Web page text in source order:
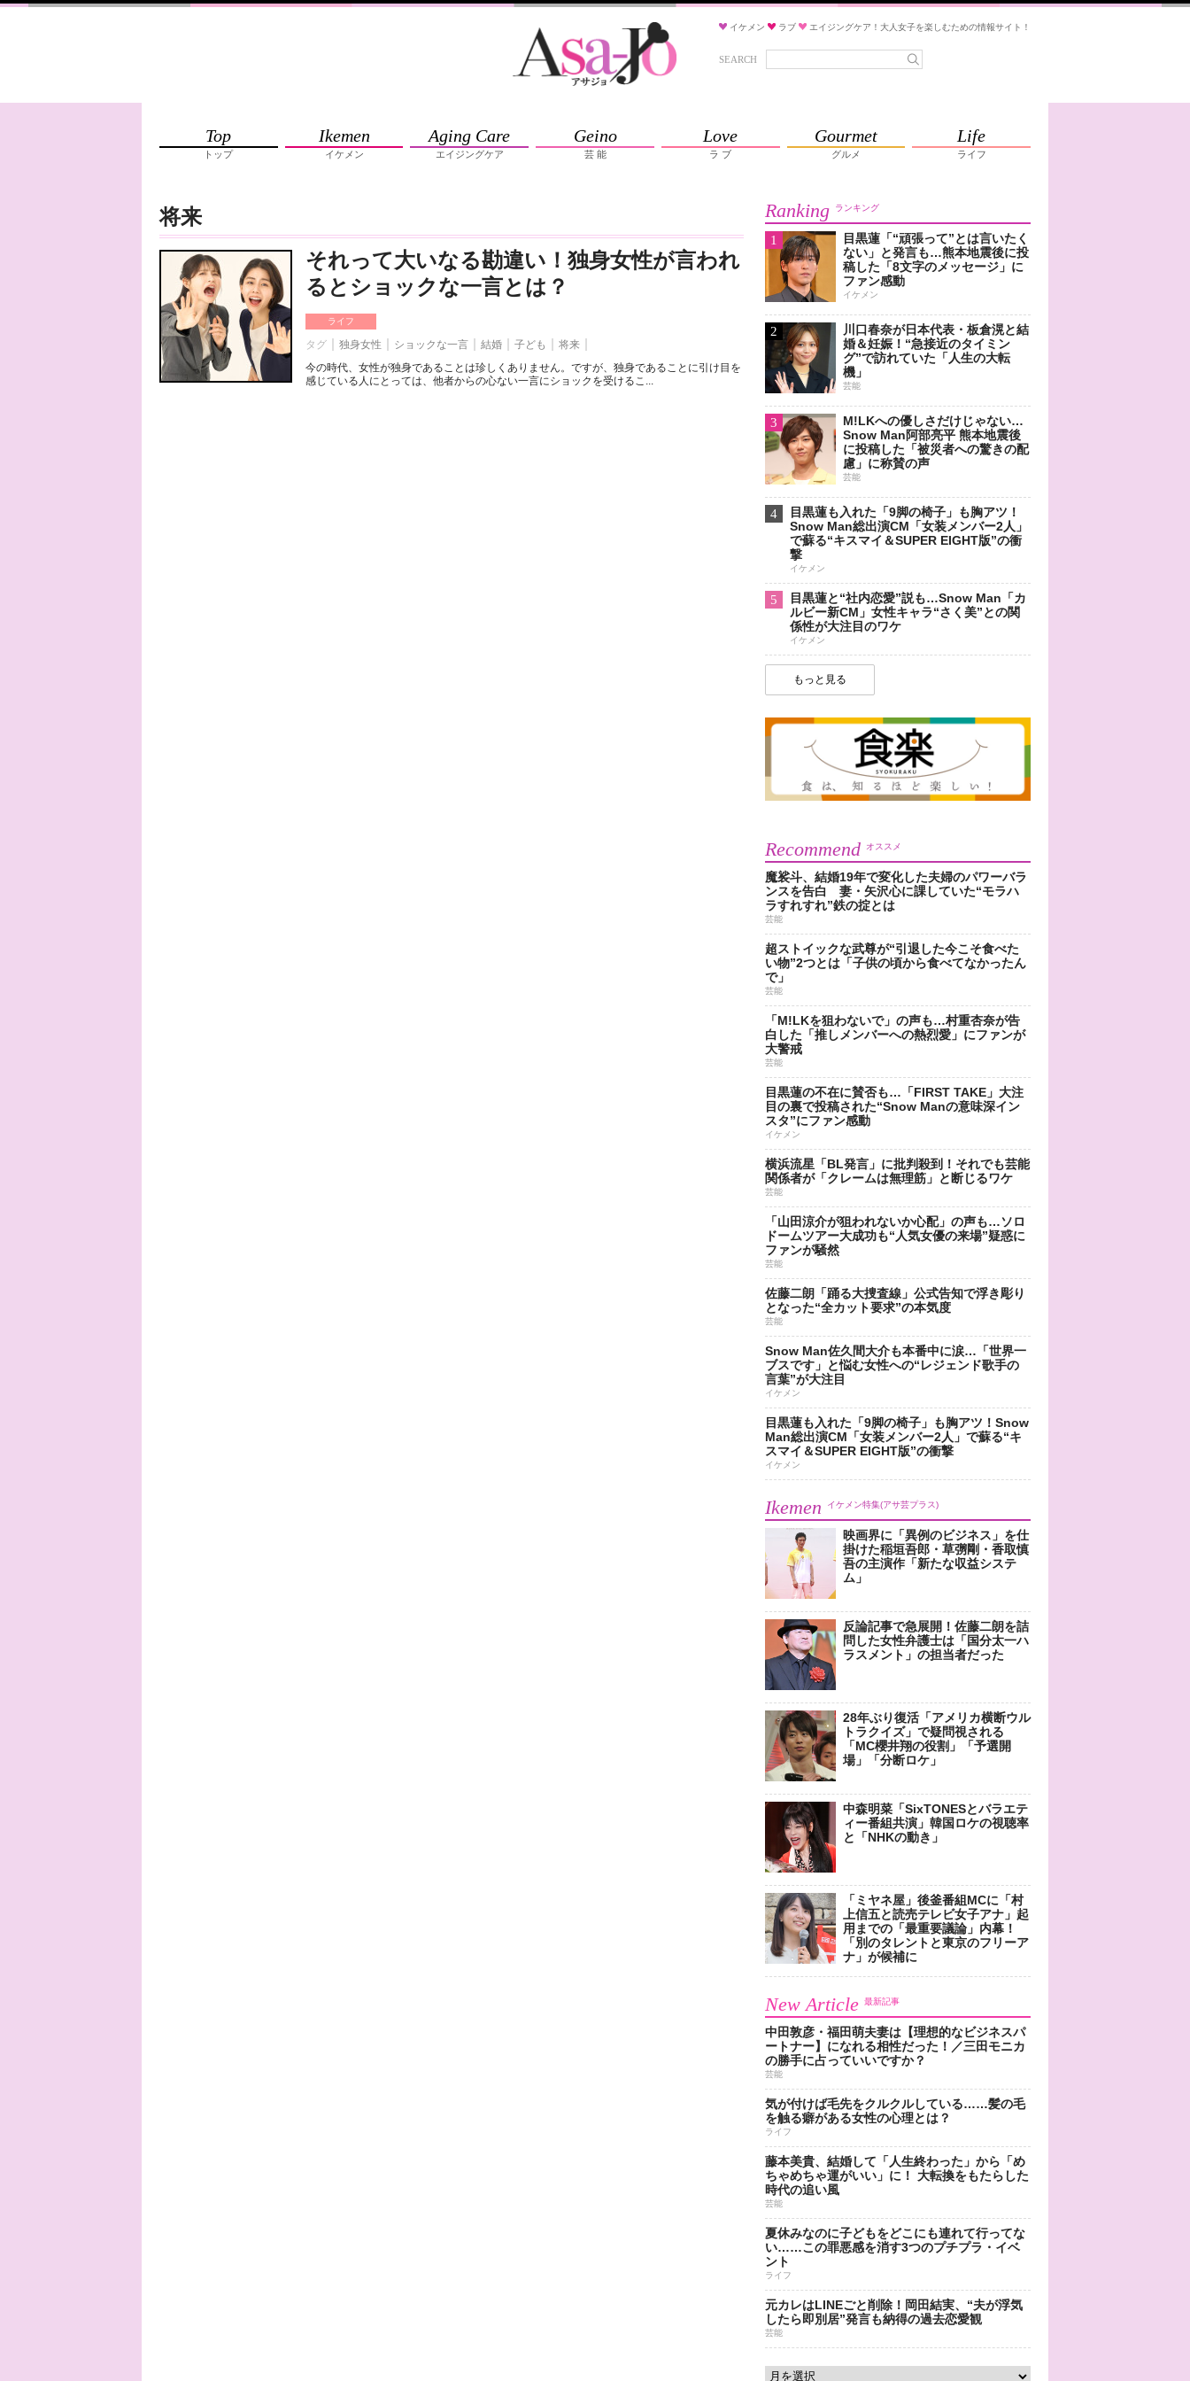
イケメン ラブ エイジングケア！大人女子を楽しむための情報サイト！
SEARCH
Top
トップ
Ikemen
イケメン
Aging Care
エイジングケア
Geino
芸 能
Love
ラ ブ
Gourmet
グルメ
Life
ライフ
将来
それって大いなる勘違い！独身女性が言われ
るとショックな一言とは？
ライフ
タグ 独身女性 ショックな一言 結婚 子ども
将来
今の時代、女性が独身であることは珍しくありません。ですが、独身であることに引け目を
感じている人にとっては、他者からの心ない一言にショックを受けるこ...
Ranking ランキング
1
目黒蓮「“頑張って”とは言いたく
ない」と発言も…熊本地震後に投
稿した「8文字のメッセージ」に
ファン感動
イケメン
2
川口春奈が日本代表・板倉滉と結
婚＆妊娠！“急接近のタイミン
グ”で訪れていた「人生の大転
機」
芸能
3
M!LKへの優しさだけじゃない…
Snow Man阿部亮平 熊本地震後
に投稿した「被災者への驚きの配
慮」に称賛の声
芸能
4
目黒蓮も入れた「9脚の椅子」も胸アツ！
Snow Man総出演CM「女装メンバー2人」
で蘇る“キスマイ＆SUPER EIGHT版”の衝
撃
イケメン
5
目黒蓮と“社内恋愛”説も…Snow Man「カ
ルビー新CM」女性キャラ“さく美”との関
係性が大注目のワケ
イケメン
もっと見る
Recommend オススメ
魔裟斗、結婚19年で変化した夫婦のパワーバラ
ンスを告白 妻・矢沢心に課していた“モラハ
ラすれすれ”鉄の掟とは
芸能
超ストイックな武尊が“引退した今こそ食べた
い物”2つとは「子供の頃から食べてなかったん
で」
芸能
「M!LKを狙わないで」の声も…村重杏奈が告
白した「推しメンバーへの熱烈愛」にファンが
大警戒
芸能
目黒蓮の不在に賛否も…「FIRST TAKE」大注
目の裏で投稿された“Snow Manの意味深イン
スタ”にファン感動
イケメン
横浜流星「BL発言」に批判殺到！それでも芸能
関係者が「クレームは無理筋」と断じるワケ
芸能
「山田涼介が狙われないか心配」の声も…ソロ
ドームツアー大成功も“人気女優の来場”疑惑に
ファンが騒然
芸能
佐藤二朗「踊る大捜査線」公式告知で浮き彫り
となった“全カット要求”の本気度
芸能
Snow Man佐久間大介も本番中に涙…「世界一
ブスです」と悩む女性への“レジェンド歌手の
言葉”が大注目
イケメン
目黒蓮も入れた「9脚の椅子」も胸アツ！Snow
Man総出演CM「女装メンバー2人」で蘇る“キ
スマイ＆SUPER EIGHT版”の衝撃
イケメン
Ikemen イケメン特集(アサ芸プラス)
映画界に「異例のビジネス」を仕
掛けた稲垣吾郎・草彅剛・香取慎
吾の主演作「新たな収益システ
ム」
反論記事で急展開！佐藤二朗を詰
問した女性弁護士は「国分太一ハ
ラスメント」の担当者だった
28年ぶり復活「アメリカ横断ウル
トラクイズ」で疑問視される
「MC櫻井翔の役割」「予選開
場」「分断ロケ」
中森明菜「SixTONESとバラエテ
ィー番組共演」韓国ロケの視聴率
と「NHKの動き」
「ミヤネ屋」後釜番組MCに「村
上信五と読売テレビ女子アナ」起
用までの「最重要議論」内幕！
「別のタレントと東京のフリーア
ナ」が候補に
New Article 最新記事
中田敦彦・福田萌夫妻は【理想的なビジネスパ
ートナー】になれる相性だった！／三田モニカ
の勝手に占っていいですか？
芸能
気が付けば毛先をクルクルしている……髪の毛
を触る癖がある女性の心理とは？
ライフ
藤本美貴、結婚して「人生終わった」から「め
ちゃめちゃ運がいい」に！ 大転換をもたらした
時代の追い風
芸能
夏休みなのに子どもをどこにも連れて行ってな
い……この罪悪感を消す3つのプチプラ・イベ
ント
ライフ
元カレはLINEごと削除！岡田結実、“夫が浮気
したら即別居”発言も納得の過去恋愛観
芸能